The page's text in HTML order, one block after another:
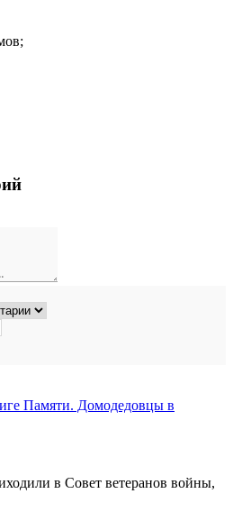
Памяти. Домодедовцы в
в Совет ветеранов войны,